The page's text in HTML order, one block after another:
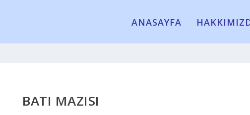
ANASAYFA
BATI MAZISI